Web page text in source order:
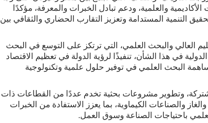
والعلمية، ودعم تبادل الخبرات والمعرفة، مؤكدًا
التنمية المستدامة وتعزيز التقارب الحضاري والثقافي بين
العالي والبحث العلمي، التي ترتكز على التوسع في البحث
في هذا الشأن، تنفيذًا لرؤية الدولة في تعظيم الاقتصاد
البحث العلمي في توفير حلول علمية وتكنولوجية
وتطوير مشروعات بحثية تخدم عددًا من القطاعات ذات
والصناعات الكيماوية، بما يعزز الاستفادة من الخبرات
باحتياجات الصناعة وسوق العمل.